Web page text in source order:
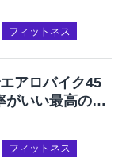
フィットネス
アロバイク45
がいい最高の運
フィットネス